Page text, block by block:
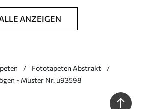
ANZEIGEN
Fototapeten Abstrakt
- Muster Nr. u93598